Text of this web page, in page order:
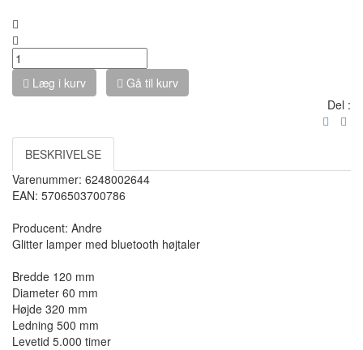
Læg i kurv
Gå til kurv
Del :
BESKRIVELSE
Varenummer: 6248002644
EAN: 5706503700786
Producent: Andre
Glitter lamper med bluetooth højtaler
Bredde 120 mm
Diameter 60 mm
Højde 320 mm
Ledning 500 mm
Levetid 5.000 timer